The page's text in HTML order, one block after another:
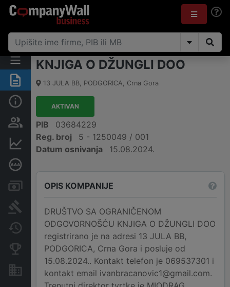
Sažetak
Osobe i vlasništvo
Finansijski podaci
Računi i blokade
Arhiva sudskih objava
Promjene
Konkurentne kompanije
Nekretnine i imovina
KNJIGA O DŽUNGLI DOO
13 JULA BB, PODGORICA, Crna Gora
AKTIVAN
PIB
03684229
Reg. broj
5 - 1250049 / 001
Datum osnivanja
15.08.2024.
OPIS KOMPANIJE
DRUŠTVO SA OGRANIČENOM
ODGOVORNOŠĆU KNJIGA O DŽUNGLI DOO
registrirano je na adresi 13 JULA BB,
PODGORICA, Crna Gora i posluje od
15.08.2024.. Kontakt telefon je 069537301 i
kontakt email ivanbracanovic1@gmail.com.